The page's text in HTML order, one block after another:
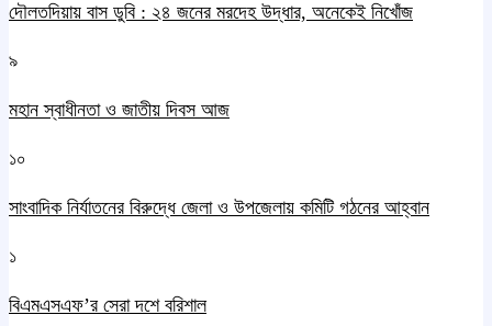
দৌলতদিয়ায় বাস ডুবি : ২৪ জনের মরদেহ উদ্ধার, অনেকেই নিখোঁজ
৯
মহান স্বাধীনতা ও জাতীয় দিবস আজ
১০
সাংবাদিক নির্যাতনের বিরুদ্ধে জেলা ও উপজেলায় কমিটি গঠনের আহ্বান
১
বিএমএসএফ’র সেরা দশে বরিশাল